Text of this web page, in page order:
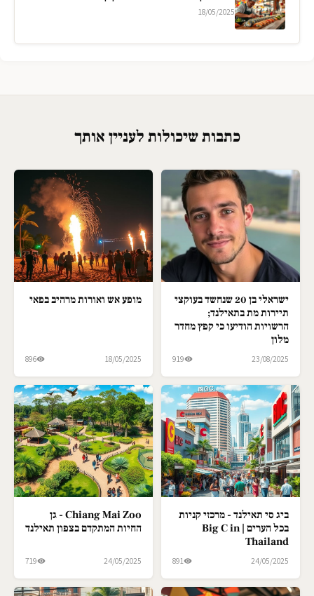
18/05/2025
כתבות שיכולות לעניין אותך
ישראלי בן 20 שנחשד בעוקצי
תיירות מת בתאילנד;
הרשויות הודיעו כי קפץ מחדר
מלון
23/08/2025
919
מופע אש ואורות מרהיב בפאי
18/05/2025
896
ביג סי תאילנד - מרכזי קניות
בכל הערים | Big C in
Thailand
24/05/2025
891
Chiang Mai Zoo - גן
החיות המתקדם בצפון תאילנד
24/05/2025
719